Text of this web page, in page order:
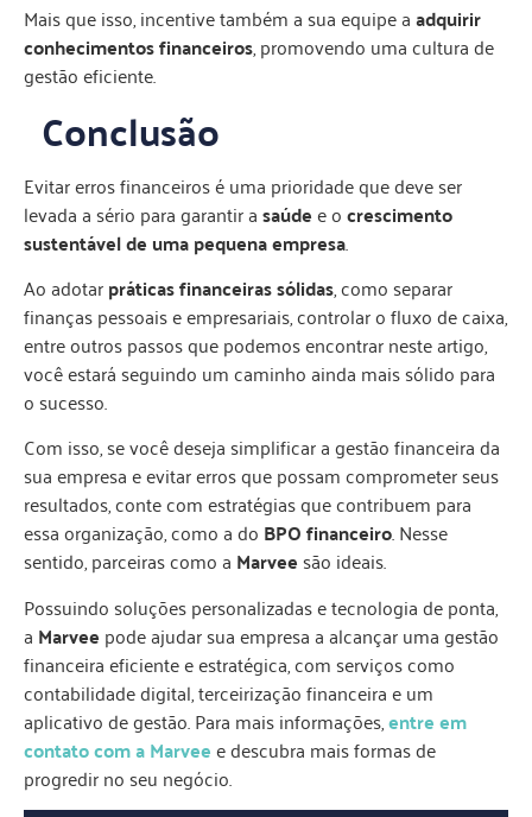
Mais que isso, incentive também a sua equipe aadquirir
conhecimentos financeiros, promovendo uma cultura de
gestão eficiente.
Conclusão
Evitar erros financeiros é uma prioridade que deve ser
levada a sério para garantir asaúdee ocrescimento
sustentável de uma pequena empresa.
Ao adotarpráticas financeiras sólidas, como separar
finanças pessoais e empresariais, controlar o fluxo de caixa,
entre outros passos que podemos encontrar neste artigo,
você estará seguindo um caminho ainda mais sólido para
o sucesso.
Com isso, se você deseja simplificar a gestão financeira da
sua empresa e evitar erros que possam comprometer seus
resultados, conte com estratégias que contribuem para
essa organização, como a do BPO financeiro. Nesse
sentido, parceiras como a Marveesão ideais.
Possuindo soluções personalizadas e tecnologia de ponta,
a Marvee pode ajudar sua empresa a alcançar uma gestão
financeira eficiente e estratégica, com serviços como
contabilidade digital, terceirização financeira e um
aplicativo de gestão. Para mais informações,entre em
contato com a Marveee descubra mais formas de
progredir no seu negócio.